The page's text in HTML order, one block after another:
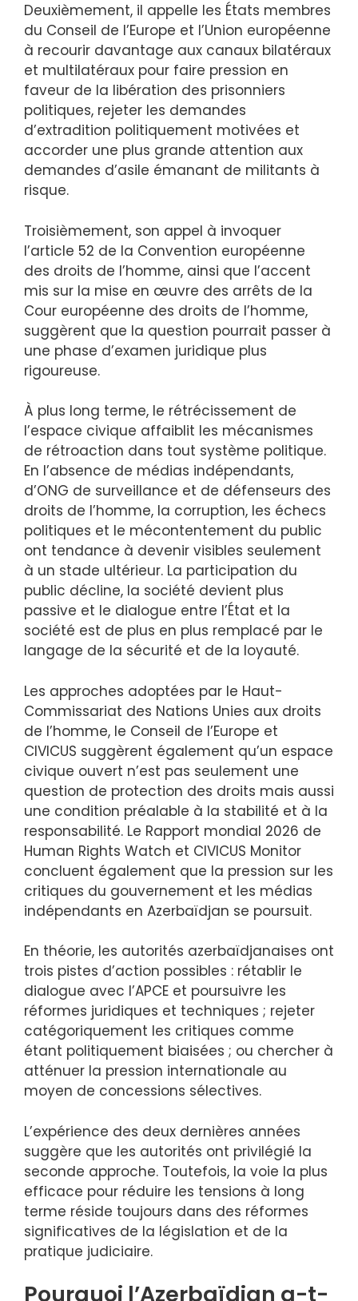
Deuxièmement, il appelle les États membres
du Conseil de l’Europe et l’Union européenne
à recourir davantage aux canaux bilatéraux
et multilatéraux pour faire pression en
faveur de la libération des prisonniers
politiques, rejeter les demandes
d’extradition politiquement motivées et
accorder une plus grande attention aux
demandes d’asile émanant de militants à
risque.
Troisièmement, son appel à invoquer
l’article 52 de la Convention européenne
des droits de l’homme, ainsi que l’accent
mis sur la mise en œuvre des arrêts de la
Cour européenne des droits de l’homme,
suggèrent que la question pourrait passer à
une phase d’examen juridique plus
rigoureuse.
À plus long terme, le rétrécissement de
l’espace civique affaiblit les mécanismes
de rétroaction dans tout système politique.
En l’absence de médias indépendants,
d’ONG de surveillance et de défenseurs des
droits de l’homme, la corruption, les échecs
politiques et le mécontentement du public
ont tendance à devenir visibles seulement
à un stade ultérieur. La participation du
public décline, la société devient plus
passive et le dialogue entre l’État et la
société est de plus en plus remplacé par le
langage de la sécurité et de la loyauté.
Les approches adoptées par le Haut-
Commissariat des Nations Unies aux droits
de l’homme, le Conseil de l’Europe et
CIVICUS suggèrent également qu’un espace
civique ouvert n’est pas seulement une
question de protection des droits mais aussi
une condition préalable à la stabilité et à la
responsabilité. Le Rapport mondial 2026 de
Human Rights Watch et CIVICUS Monitor
concluent également que la pression sur les
critiques du gouvernement et les médias
indépendants en Azerbaïdjan se poursuit.
En théorie, les autorités azerbaïdjanaises ont
trois pistes d’action possibles : rétablir le
dialogue avec l’APCE et poursuivre les
réformes juridiques et techniques ; rejeter
catégoriquement les critiques comme
étant politiquement biaisées ; ou chercher à
atténuer la pression internationale au
moyen de concessions sélectives.
L’expérience des deux dernières années
suggère que les autorités ont privilégié la
seconde approche. Toutefois, la voie la plus
efficace pour réduire les tensions à long
terme réside toujours dans des réformes
significatives de la législation et de la
pratique judiciaire.
Pourquoi l’Azerbaïdjan a-t-